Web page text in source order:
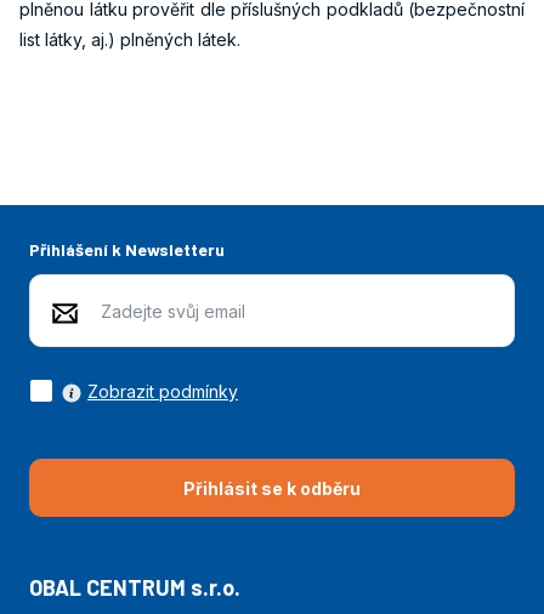
plněnou látku prověřit dle příslušných podkladů (bezpečnostní
list látky, aj.) plněných látek.
Přihlášení k Newsletteru
Přihlásit se k odběru
Zobrazit podmínky
OBAL CENTRUM s.r.o.